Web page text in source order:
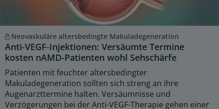
Neovaskuläre altersbedingte Makuladegeneration
Anti-VEGF-Injektionen: Versäumte Termine
kosten nAMD-Patienten wohl Sehschärfe
Patienten mit feuchter altersbedingter
Makuladegeneration sollten sich streng an ihre
Augenarzttermine halten. Versäumnisse und
Verzögerungen bei der Anti-VEGF-Therapie gehen einer